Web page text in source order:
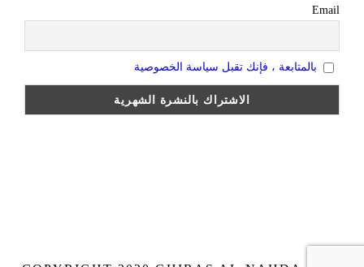
Email
بالمتابعة ، فإنك تقبل سياسة الخصوصية